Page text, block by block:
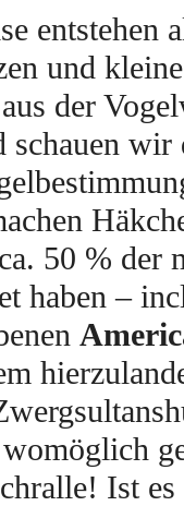
entstehen
und kleine
der
schauen wir
50 % der
haben –
Ist